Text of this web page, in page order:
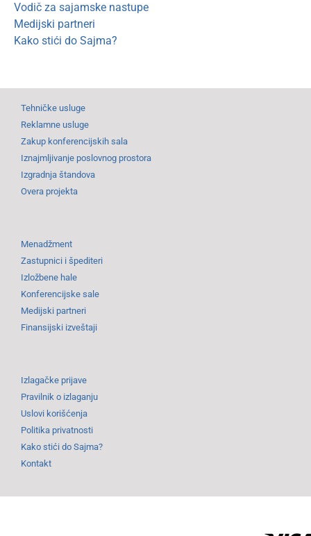
Vodič za sajamske nastupe
Medijski partneri
Kako stići do Sajma?
Tehničke usluge
Reklamne usluge
Zakup konferencijskih sala
Iznajmljivanje poslovnog prostora
Izgradnja štandova
Overa projekta
Menadžment
Zastupnici i špediteri
Izložbene hale
Konferencijske sale
Medijski partneri
Finansijski izveštaji
Izlagačke prijave
Pravilnik o izlaganju
Uslovi korišćenja
Politika privatnosti
Kako stići do Sajma?
Kontakt